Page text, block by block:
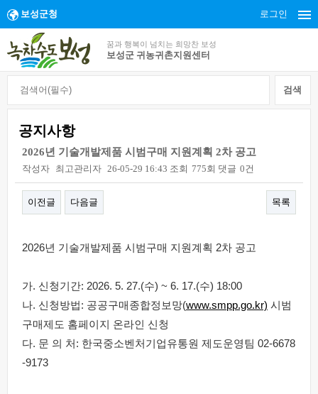
보성군청 로그인
꿈과 행복이 넘치는 희망찬 보성
보성군 귀농귀촌지원센터
공지사항
2026년 기술개발제품 시범구매 지원계획 2차 공고
작성자 최고관리자 26-05-29 16:43 조회 775회 댓글 0건
이전글 다음글 목록
2026년 기술개발제품 시범구매 지원계획 2차 공고
가. 신청기간: 2026. 5. 27.(수) ~ 6. 17.(수) 18:00
나. 신청방법: 공공구매종합정보망(www.smpp.go.kr) 시범
구매제도 홈페이지 온라인 신청
다. 문 의 처: 한국중소벤처기업유통원 제도운영팀 02-6678
-9173